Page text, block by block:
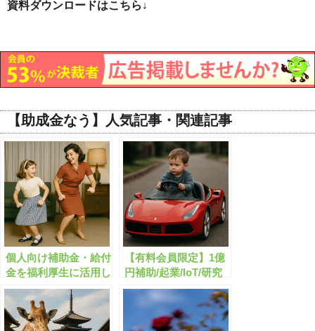
資料ダウンロードはこちら↓
【助成金なう】人気記事・関連記事
個人向け補助金・給付
金を福利厚生に活用し
よう！
【有料会員限定】1億
円補助/起業/IoT/研究
開発/イノベーション
に関する助成金・補助
金のまとめ